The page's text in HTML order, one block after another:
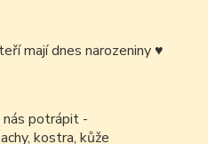
mají dnes narozeniny♥
nás potrápit -
kostra, kůže